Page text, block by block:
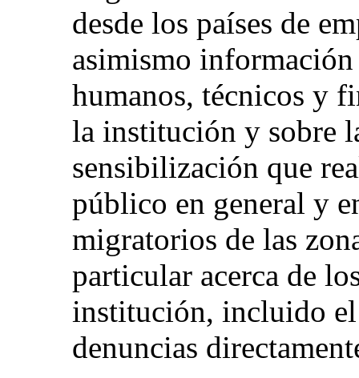
desde los países de
asimismo
humanos, técnicos y
la institución y sobre
sensibilización que
público en general y
migratorios de las
particular acerca de
institución, incluido el
denuncias